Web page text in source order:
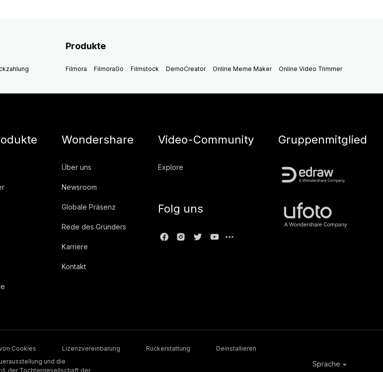
Produkte
Filmora FilmoraGo Filmstock DemoCreator Online Meme Maker Online Video Trimmer
Wondershare
Über uns
Newsroom
Globale Präsenz
Rede des Gründers
Karriere
Kontakt
Video-Community
Explore
Folg uns
Gruppenmitglied
Cookies Lizenzvereinbarung Rückerstattung
Deinstallieren
und die
der Tochtergesellschaft der
Sprache